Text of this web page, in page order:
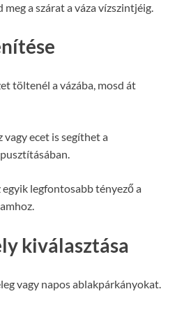
a szárat a váza vízszintjéig.
töltenél a vázába, mosd át
vagy ecet is segíthet a
egyik legfontosabb tényező a
kiválasztása
vagy napos ablakpárkányokat.